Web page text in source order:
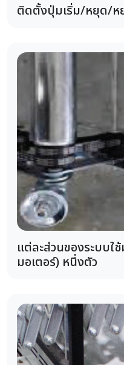
ติดตั้งปุ่มเริ่ม/หยุด/ห
แต่ละส่วนของระบบใ
มอเตอร์) หนึ่งตัว